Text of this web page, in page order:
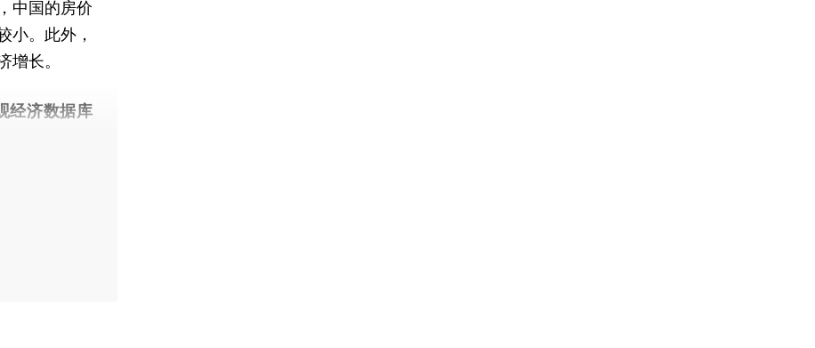
中国的房价
小。此外，
增长。
经济数据库